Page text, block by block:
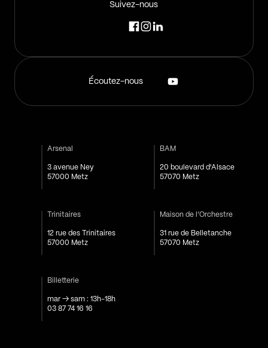
Suivez-nous
Écoutez-nous
Arsenal
3 avenue Ney
57000 Metz
BAM
20 boulevard d'Alsace
57070 Metz
Trinitaires
12 rue des Trinitaires
57000 Metz
Maison de l’Orchestre
31 rue de Belletanche
57070 Metz
Billetterie
mar → sam : 13h-18h
03 87 74 16 16